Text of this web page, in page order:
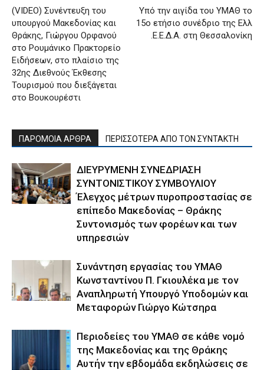
(VIDEO) Συνέντευξη του
υπουργού Μακεδονίας και
Θράκης, Γιώργου Ορφανού
στο Ρουμάνικο Πρακτορείο
Ειδήσεων, στο πλαίσιο της
32ης Διεθνούς Έκθεσης
Τουρισμού που διεξάγεται
στο Βουκουρέστι
Υπό την αιγίδα του ΥΜΑΘ το
15ο ετήσιο συνέδριο της Ελλ
.Ε.Ε.Δ.Α. στη Θεσσαλονίκη
ΠΑΡΟΜΟΙΑ ΑΡΘΡΑ ΠΕΡΙΣΣΟΤΕΡΑ ΑΠΟ ΤΟΝ ΣΥΝΤΑΚΤΗ
ΔΙΕΥΡΥΜΕΝΗ ΣΥΝΕΔΡΙΑΣΗ
ΣΥΝΤΟΝΙΣΤΙΚΟΥ ΣΥΜΒΟΥΛΙΟΥ
Έλεγχος μέτρων πυροπροστασίας σε
επίπεδο Μακεδονίας – Θράκης
Συντονισμός των φορέων και των
υπηρεσιών
Συνάντηση εργασίας του ΥΜΑΘ
Κωνσταντίνου Π. Γκιουλέκα με τον
Αναπληρωτή Υπουργό Υποδομών και
Μεταφορών Γιώργο Κώτσηρα
Περιοδείες του ΥΜΑΘ σε κάθε νομό
της Μακεδονίας και της Θράκης
Αυτήν την εβδομάδα εκδηλώσεις σε